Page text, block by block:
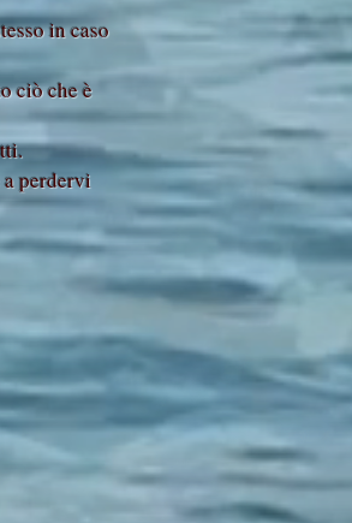
in caso
ciò che è
perdervi